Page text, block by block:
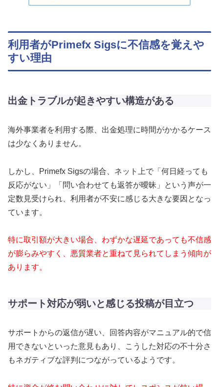
利用者がPrimefx Sigsに不信感を覚えや
すい理由
出金トラブルが起きやすい構造がある
海外事業者を利用する際、出金処理に時間がかかるケース
は少なくありません。
しかし、Primefx Sigsの場合、ネット上で「何日経っても
反応がない」「問い合わせても返答が曖昧」という声が一
定数見受けられ、利用者が不安に感じる大きな要因となっ
ています。
特に取引額が大きい場合、わずかな遅延であっても不信感
が膨らみやすく、悪質業者と重ねて見られてしまう傾向が
あります。
サポート対応が弱いと感じる投稿が目立つ
サポートからの返信が遅い、回答内容がマニュアル的で信
用できないといった意見もあり、こうした対応の不十分さ
もネガティブな評判につながっているようです。